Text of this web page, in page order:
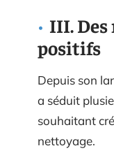
III. Des
positifs
Depuis son
a séduit
souhaitant
nettoyage.